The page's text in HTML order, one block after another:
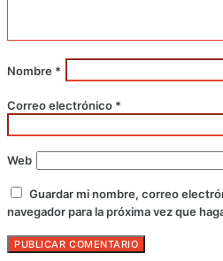
Nombre *
Correo electrónico *
Web
Guardar mi nombre, correo
navegador para la próxima vez que